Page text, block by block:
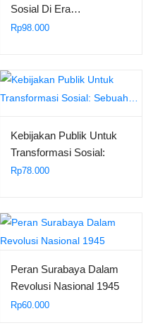
Sosial Di Era…
Rp98.000
Kebijakan Publik Untuk
Transformasi Sosial:
Sebuah…
Rp78.000
Peran Surabaya Dalam
Revolusi Nasional 1945
Rp60.000